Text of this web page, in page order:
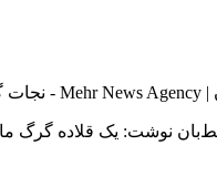
نوشت: یک قلاده گرگ